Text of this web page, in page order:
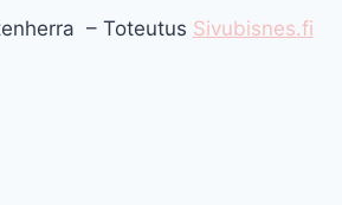
– Toteutus Sivubisnes.fi